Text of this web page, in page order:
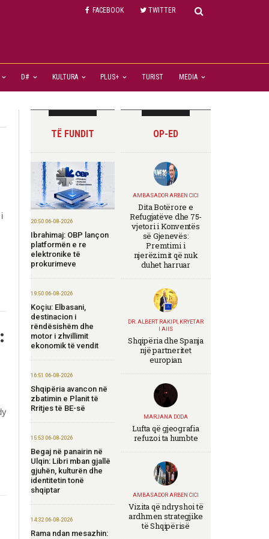
FACEBOOK TWITTER
D# KULTURA PLUS+ TURIST MEDIA
TË FUNDIT
20:50 06-08-2026
Ibrahimaj: OBP lançon
platformën e re
elektronike të
prokurimeve
19:50 06-08-2026
Koçiu: Elbasani,
destinacion i
rëndësishëm dhe
motor i zhvillimit
ekonomik të vendit
16:51 06-08-2026
Shqipëria avancon në
zbatimin e Planit të
Rritjes të BE-së
15:53 06-08-2026
Begaj në panairin në
Ulqin: Libri mban gjallë
gjuhën, kulturën dhe
identitetin tonë
shqiptar
14:32 06-08-2026
Rama ndan mesazhin:
OP-ED
AMBASADOR ARBEN CICI
Dita Botërore e
Refugjatëve dhe 75-
vjetori i Konventës
së Gjenevës:
Premtimi i
njerëzimit që nuk
duhet harruar
DR. ALBERT RAKIPI, KRYETAR
I AIIS
Shqipëria dhe Spanja
një partneritet
europian
MARJANA DODA
Lufta që gjeografia
refuzoi ta humbte
AMBASADOR ARBEN CICI
Vizita që ndryshoi të
ardhmen strategjike
të Shqipërisë